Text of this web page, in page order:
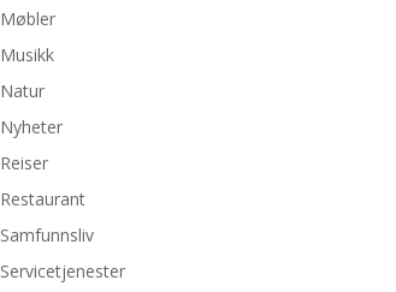
Møbler
Musikk
Natur
Nyheter
Reiser
Restaurant
Samfunnsliv
Servicetjenester